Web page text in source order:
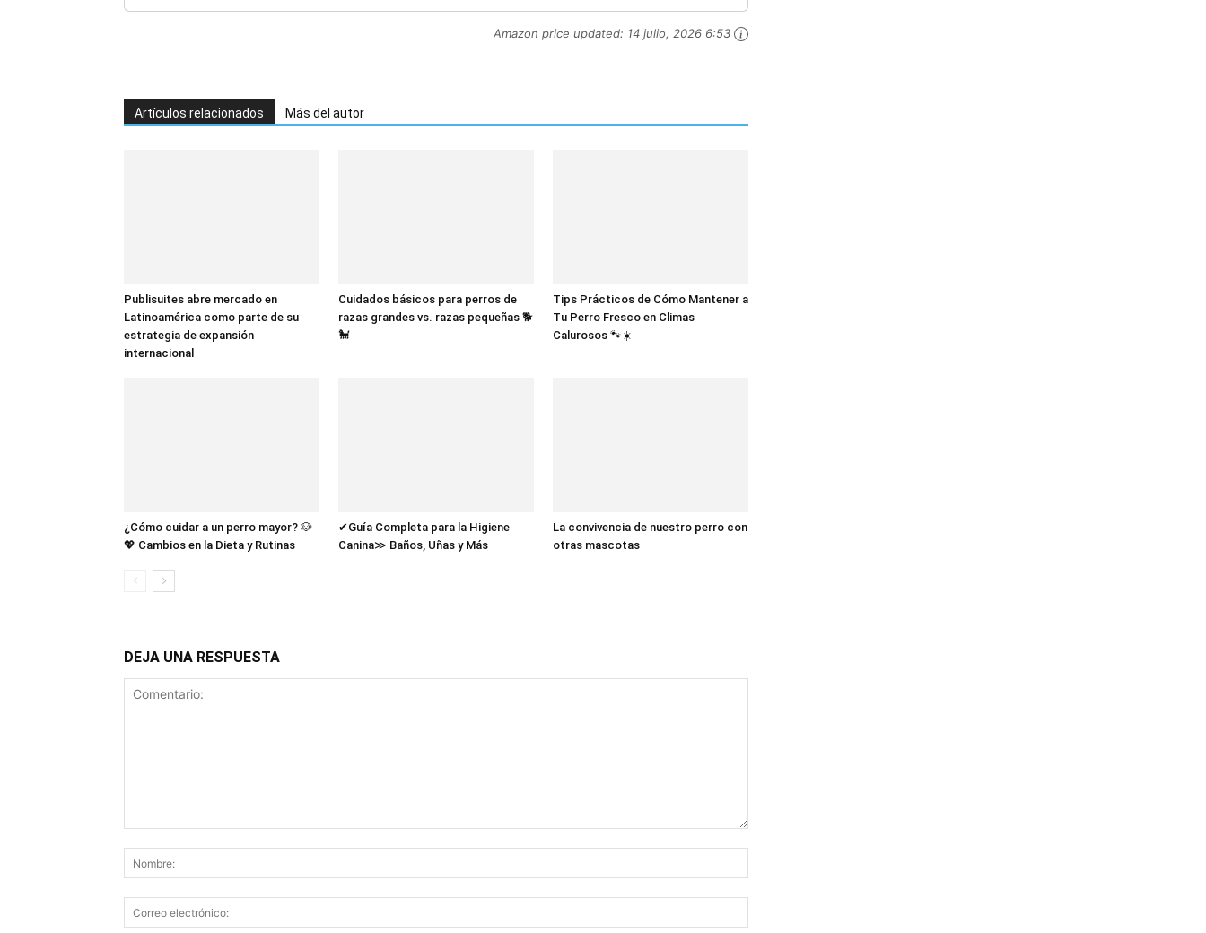
Amazon price updated: 14 julio, 2026 6:53
Artículos relacionados Más del autor
Publisuites abre mercado en
Latinoamérica como parte de su
estrategia de expansión
internacional
Cuidados básicos para perros de
razas grandes vs. razas pequeñas 🐕
🐩
Tips Prácticos de Cómo Mantener a
Tu Perro Fresco en Climas
Calurosos 🐾☀️
¿Cómo cuidar a un perro mayor? 🐶
💖 Cambios en la Dieta y Rutinas
✔Guía Completa para la Higiene
Canina≫ Baños, Uñas y Más
La convivencia de nuestro perro con
otras mascotas
DEJA UNA RESPUESTA